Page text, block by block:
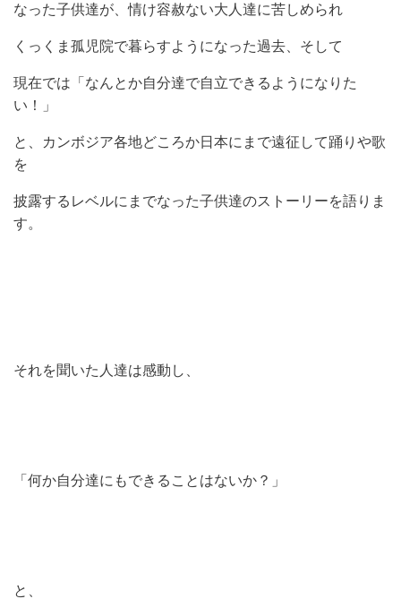
なった子供達が、情け容赦ない大人達に苦しめられ
くっくま孤児院で暮らすようになった過去、そして
現在では「なんとか自分達で自立できるようになりた
い！」
と、カンボジア各地どころか日本にまで遠征して踊りや歌
を
披露するレベルにまでなった子供達のストーリーを語りま
す。
それを聞いた人達は感動し、
「何か自分達にもできることはないか？」
と、